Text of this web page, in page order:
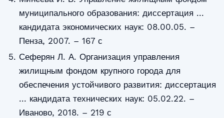
муниципального образования: диссертация ...
кандидата экономических наук: 08.00.05. –
Пенза, 2007. – 167 с
Сеферян Л. А. Организация управления
жилищным фондом крупного города для
обеспечения устойчивого развития: диссертация
... кандидата технических наук: 05.02.22. –
Иваново, 2018. – 219 с